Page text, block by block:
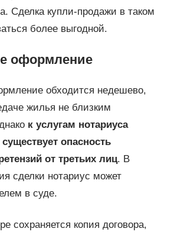
Сделка купли-продажи в таком
более выгодной.
оформление
обходится недешево,
жилья не близким
к услугам нотариуса
опасность
от третьих лиц. В
сделки нотариус может
в суде.
сохраняется копия договора,